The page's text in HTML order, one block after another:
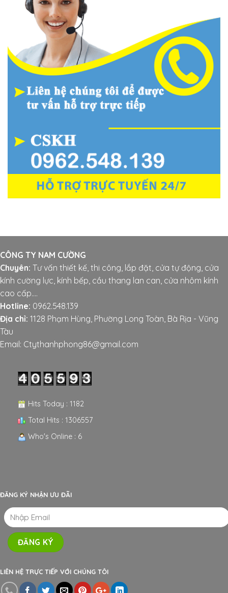
CÔNG TY NAM CƯỜNG
Chuyên: Tư vấn thiết kế, thi công, lắp đặt, cửa tự động, cửa
kính cường lực, kính bếp, cầu thang lan can, cửa nhôm kính
cao cấp....
Hotline: 0962.548.139
Địa chỉ: 1128 Phạm Hùng, Phường Long Toàn, Bà Rịa - Vũng
Tàu
Email: Ctythanhphong86@gmail.com
Hits Today : 1182
Total Hits : 1306557
Who's Online : 6
ĐĂNG KÝ NHẬN ƯU ĐÃI
LIÊN HỆ TRỰC TIẾP VỚI CHÚNG TÔI